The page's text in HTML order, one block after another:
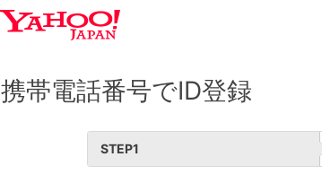
携帯電話番号でID登録
STEP1